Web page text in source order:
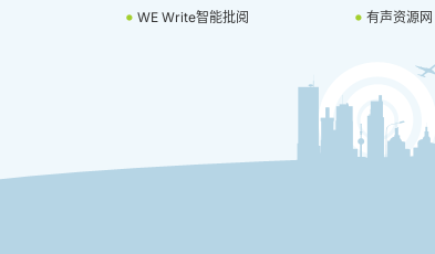
WE Write智能批阅
有声资源网